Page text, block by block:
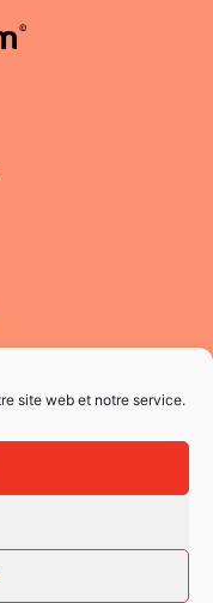
site web et notre service.